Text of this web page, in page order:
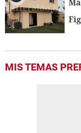
MIS TEMAS